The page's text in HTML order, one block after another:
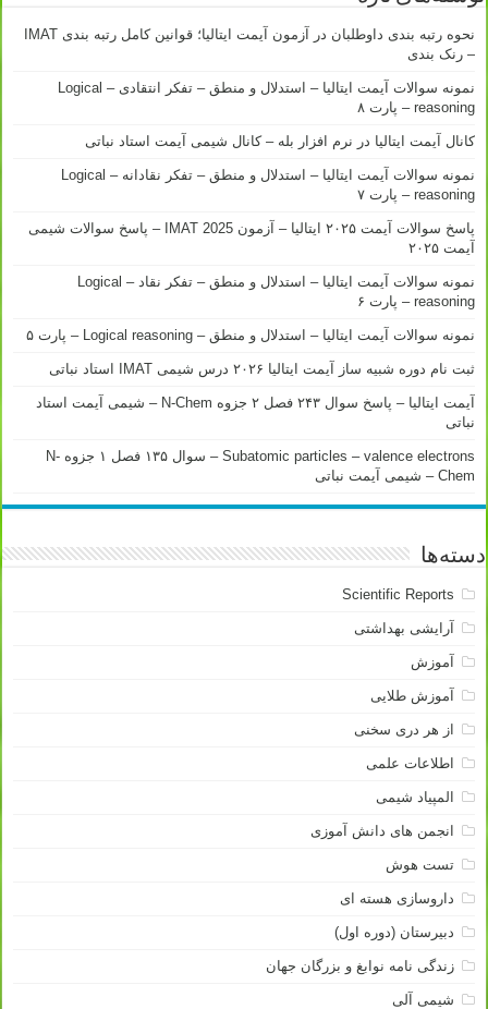
نحوه رتبه بندی داوطلبان در آزمون آیمت ایتالیا؛ قوانین کامل رتبه بندی IMAT
– رنک بندی
نمونه سوالات آیمت ایتالیا – استدلال و منطق – تفکر انتقادی – Logical
reasoning – پارت ۸
کانال آیمت ایتالیا در نرم افزار بله – کانال شیمی آیمت استاد نباتی
نمونه سوالات آیمت ایتالیا – استدلال و منطق – تفکر نقادانه – Logical
reasoning – پارت ۷
پاسخ سوالات آیمت ۲۰۲۵ ایتالیا – آزمون IMAT 2025 – پاسخ سوالات شیمی
آیمت ۲۰۲۵
نمونه سوالات آیمت ایتالیا – استدلال و منطق – تفکر نقاد – Logical
reasoning – پارت ۶
نمونه سوالات آیمت ایتالیا – استدلال و منطق – Logical reasoning – پارت ۵
ثبت نام دوره شبیه ساز آیمت ایتالیا ۲۰۲۶ درس شیمی IMAT استاد نباتی
آیمت ایتالیا – پاسخ سوال ۲۴۳ فصل ۲ جزوه N-Chem – شیمی آیمت استاد
نباتی
Subatomic particles – valence electrons – سوال ۱۳۵ فصل ۱ جزوه N-
Chem – شیمی آیمت نباتی
دسته‌ها
Scientific Reports
آرایشی بهداشتی
آموزش
آموزش طلایی
از هر دری سخنی
اطلاعات علمی
المپیاد شیمی
انجمن های دانش آموزی
تست هوش
داروسازی هسته ای
دبیرستان (دوره اول)
زندگی نامه نوابغ و بزرگان جهان
شیمی آلی